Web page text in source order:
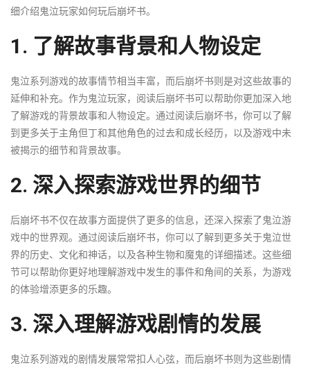
细介绍鬼泣玩家如何玩后崩坏书。
1. 了解故事背景和人物设定
鬼泣系列游戏的故事情节相当丰富，而后崩坏书则是对这些故事的
延伸和补充。作为鬼泣玩家，阅读后崩坏书可以帮助你更加深入地
了解游戏的背景故事和人物设定。通过阅读后崩坏书，你可以了解
到更多关于主角但丁和其他角色的过去和成长经历，以及游戏中未
被揭示的细节和背景故事。
2. 深入探索游戏世界的细节
后崩坏书不仅在故事方面提供了更多的信息，还深入探索了鬼泣游
戏中的世界观。通过阅读后崩坏书，你可以了解到更多关于鬼泣世
界的历史、文化和神话，以及各种生物和魔鬼的详细描述。这些细
节可以帮助你更好地理解游戏中发生的事件和角间的关系，为游戏
的体验增添更多的乐趣。
3. 深入理解游戏剧情的发展
鬼泣系列游戏的剧情发展常常扣人心弦，而后崩坏书则为这些剧情